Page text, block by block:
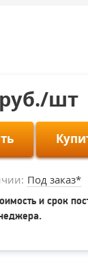
шт
Под заказ*
и срок